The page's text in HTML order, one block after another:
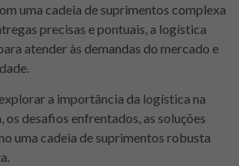
uma cadeia de suprimentos complexa
precisas e pontuais, a logística
atender às demandas do mercado e
a importância da logística na
desafios enfrentados, as soluções
uma cadeia de suprimentos robusta